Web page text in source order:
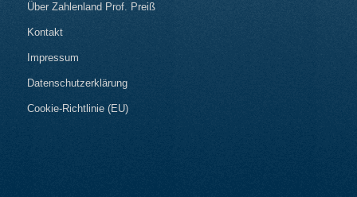
Über Zahlenland Prof. Preiß
Kontakt
Impressum
Datenschutzerklärung
Cookie-Richtlinie (EU)